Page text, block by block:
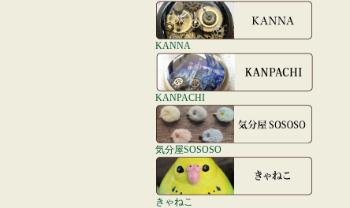
KANNA
KANPACHI
気分屋SOSOSO
きゃねこ